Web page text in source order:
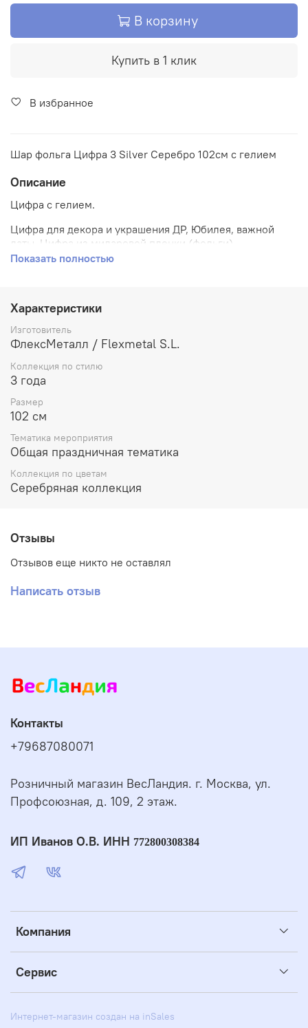
В корзину
Купить в 1 клик
В избранное
Шар фольга Цифра 3 Silver Серебро 102см с гелием
Описание
Цифра с гелием.
Цифра для декора и украшения ДР, Юбилея, важной
даты. Цифра из миларовой пленки (фольги).
Показать полностью
Характеристики
Изготовитель
ФлексМеталл / Flexmetal S.L.
Коллекция по стилю
3 года
Размер
102 см
Тематика мероприятия
Общая праздничная тематика
Коллекция по цветам
Серебряная коллекция
Отзывы
Отзывов еще никто не оставлял
Написать отзыв
Компания
Сервис
Контакты
+79687080071
Розничный магазин ВесЛандия. г. Москва, ул.
Профсоюзная, д. 109, 2 этаж.
ИП Иванов О.В. ИНН 772800308384
Интернет-магазин создан на inSales